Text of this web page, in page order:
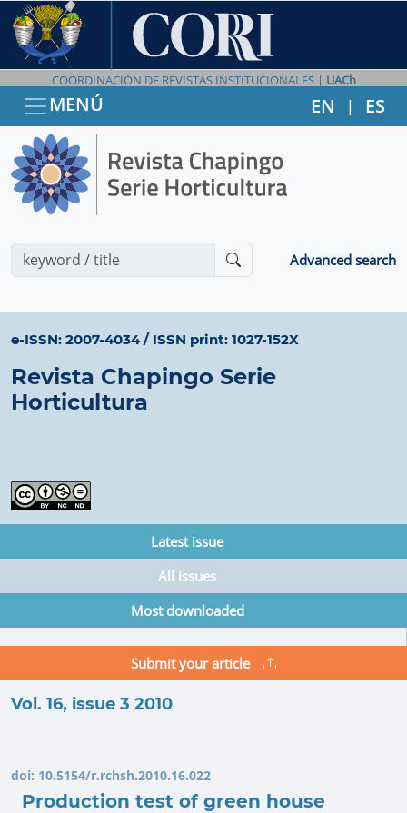
COORDINACIÓN DE REVISTAS INSTITUCIONALES | UACh
MENÚ EN | ES
Advanced search
e-ISSN: 2007-4034/ ISSN print: 1027-152X
Revista Chapingo Serie
Horticultura
Latest issue
All issues
Most downloaded
Submit your article
Vol. 16, issue 3 2010
doi: 10.5154/r.rchsh.2010.16.022
Production test of green house